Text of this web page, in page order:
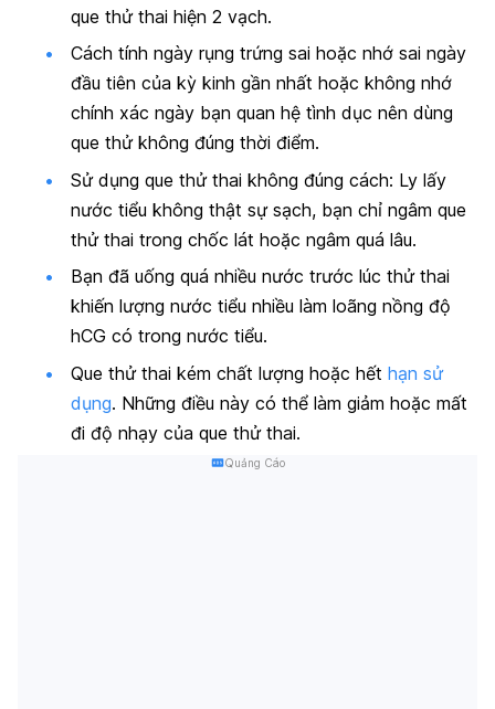
que thử thai hiện 2 vạch.
Cách tính ngày rụng trứng sai hoặc nhớ sai ngày
đầu tiên của kỳ kinh gần nhất hoặc không nhớ
chính xác ngày bạn quan hệ tình dục nên dùng
que thử không đúng thời điểm.
Sử dụng que thử thai không đúng cách: Ly lấy
nước tiểu không thật sự sạch, bạn chỉ ngâm que
thử thai trong chốc lát hoặc ngâm quá lâu.
Bạn đã uống quá nhiều nước trước lúc thử thai
khiến lượng nước tiểu nhiều làm loãng nồng độ
hCG có trong nước tiểu.
Que thử thai kém chất lượng hoặc hết hạn sử
dụng. Những điều này có thể làm giảm hoặc mất
đi độ nhạy của que thử thai.
Quảng Cáo